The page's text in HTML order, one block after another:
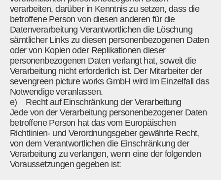
verarbeiten, darüber in Kenntnis zu setzen, dass die
betroffene Person von diesen anderen für die
Datenverarbeitung Verantwortlichen die Löschung
sämtlicher Links zu diesen personenbezogenen Daten
oder von Kopien oder Replikationen dieser
personenbezogenen Daten verlangt hat, soweit die
Verarbeitung nicht erforderlich ist. Der Mitarbeiter der
sevengreen picture works GmbH wird im Einzelfall das
Notwendige veranlassen.
e) Recht auf Einschränkung der Verarbeitung
Jede von der Verarbeitung personenbezogener Daten
betroffene Person hat das vom Europäischen
Richtlinien- und Verordnungsgeber gewährte Recht,
von dem Verantwortlichen die Einschränkung der
Verarbeitung zu verlangen, wenn eine der folgenden
Voraussetzungen gegeben ist: